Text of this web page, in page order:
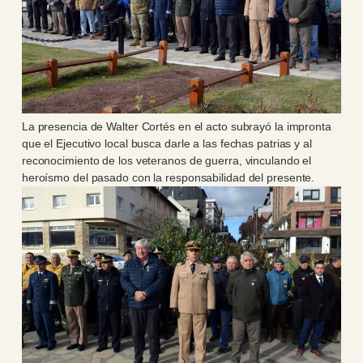
La presencia de Walter Cortés en el acto subrayó la impronta
que el Ejecutivo local busca darle a las fechas patrias y al
reconocimiento de los veteranos de guerra, vinculando el
heroísmo del pasado con la responsabilidad del presente.